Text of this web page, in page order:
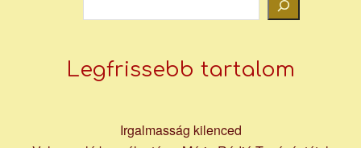
Legfrissebb tartalom
Irgalmasság kilenced